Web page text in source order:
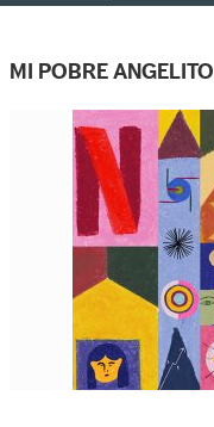
MI POBRE ANGELITO